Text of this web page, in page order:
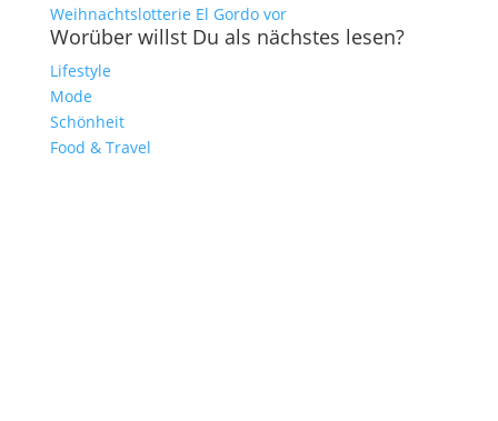
Weihnachtslotterie El Gordo vor
Worüber willst Du als nächstes lesen?
Lifestyle
Mode
Schönheit
Food & Travel